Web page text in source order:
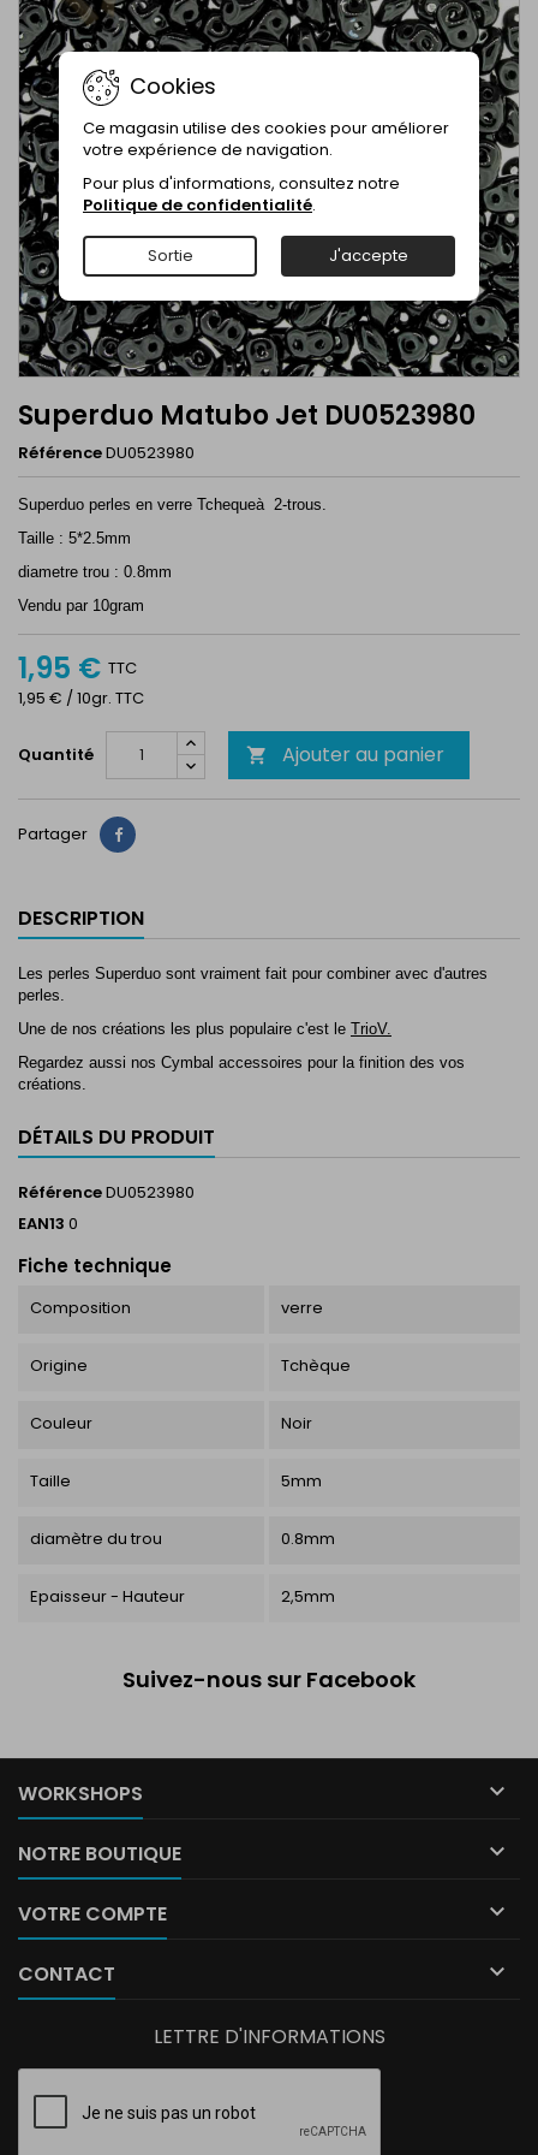
Superduo Matubo Jet DU0523980
RéférenceDU0523980
Superduo perles en verre Tchequeà 2-trous.
Taille : 5*2.5mm
diametre trou : 0.8mm
Vendu par 10gram
1,95 € TTC
1,95 € / 10gr. TTC
Quantité  Ajouter au panier
Partager Partager
DESCRIPTION
Les perles Superduo sont vraiment fait pour combiner avec d'autres
perles.
Une de nos créations les plus populaire c'est le TrioV.
Regardez aussi nos Cymbal accessoires pour la finition des vos
créations.
DÉTAILS DU PRODUIT
RéférenceDU0523980
EAN13 0
Fiche technique
Composition verre
Origine Tchèque
Couleur Noir
Taille 5mm
diamètre du trou 0.8mm
Epaisseur - Hauteur 2,5mm
Suivez-nous sur Facebook
WORKSHOPS 
NOTRE BOUTIQUE 
VOTRE COMPTE 
CONTACT 
Cookies
Ce magasin utilise des cookies pour améliorer
votre expérience de navigation.
Pour plus d'informations, consultez notre
Politique de confidentialité.
Sortie J'accepte
LETTRE D'INFORMATIONS